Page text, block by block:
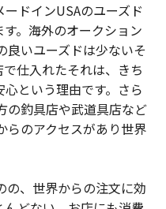
ードインUSAのユーズド
。海外のオークション
良いユーズドは少ないそ
仕入れたそれは、きち
という理由です。さら
の釣具店や武道具店など
らのアクセスがあり世界
の、世界からの注文に効